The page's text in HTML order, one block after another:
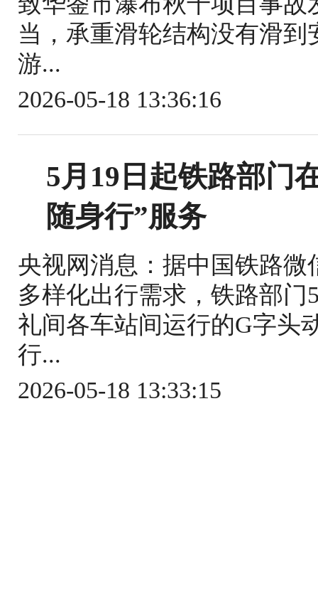
当，承重滑轮结构没有滑
游...
2026-05-18 13:36:16
5月19日起铁路部门
随身行”服务
央视网消息：据中国铁路
多样化出行需求，铁路部门
礼间各车站间运行的G字头
行...
2026-05-18 13:33:15